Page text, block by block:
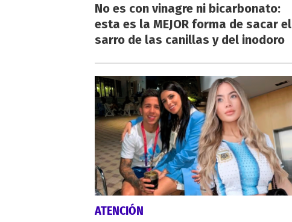
No es con vinagre ni bicarbonato:
esta es la MEJOR forma de sacar el
sarro de las canillas y del inodoro
ATENCIÓN